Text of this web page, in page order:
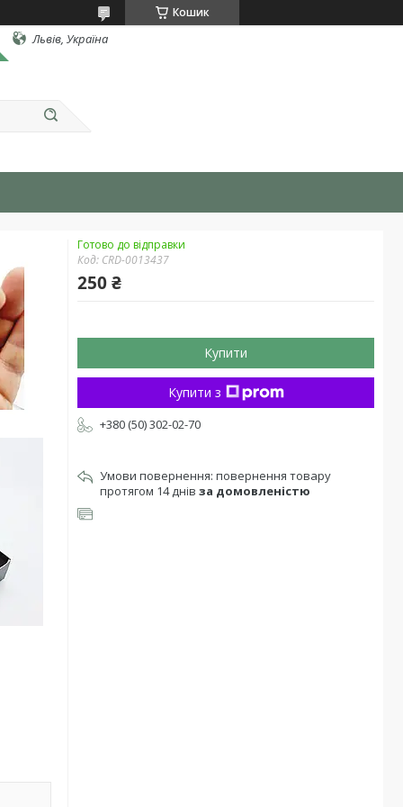
Кошик
Львів, Україна
Готово до відправки
Код: CRD-0013437
250 ₴
Купити
Купити з
+380 (50) 302-02-70
повернення товару
протягом 14 днів за домовленістю